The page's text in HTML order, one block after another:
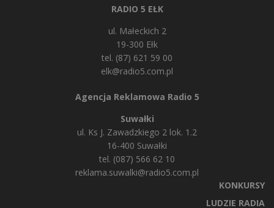
RADIO 5 EŁK
ul. Małeckich 2
19-300 Ełk
tel. (87) 621 59 00
elk@radio5.com.pl
Agencja Reklamowa Radio 5
Suwałki
ul. Ks J. Zawadzkiego 2 lok. 1.2
16-400 Suwałki
tel. (087) 566 62 10
reklama.suwalki@radio5.com.pl
KONKURSY
LUDZIE RADIA